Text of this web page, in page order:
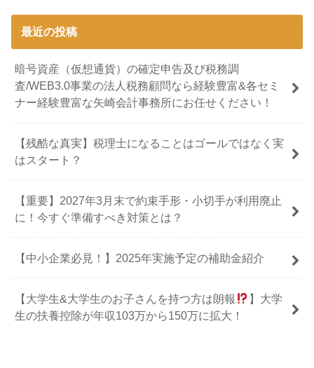
最近の投稿
暗号資産（仮想通貨）の確定申告及び税務調
査/WEB3.0事業の法人税務顧問なら経験豊富&各セミ
ナー経験豊富な矢崎会計事務所にお任せください！
【残酷な真実】税理士になることはゴールではなく実
はスタート？
【重要】2027年3月末で約束手形・小切手が利用廃止
に！今すぐ準備すべき対策とは？
【中小企業必見！】2025年実施予定の補助金紹介
【大学生&大学生のお子さんを持つ方は朗報
】大学
生の扶養控除が年収103万から150万に拡大！